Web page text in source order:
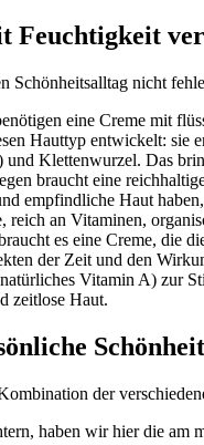
Feuchtigkeit
Schönheitsalltag nicht
eine Creme mit
Hauttyp entwickelt: sie
und Klettenwurzel. Das
braucht eine
empfindliche Haut
reich an Vitaminen,
es eine Creme, die
der Zeit und den
Vitamin A) zur
zeitlose Haut.
der
haben wir hier die am